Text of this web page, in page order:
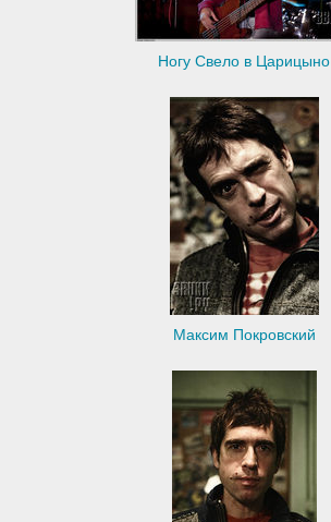
Ногу Свело в Царицыно
Максим Покровский